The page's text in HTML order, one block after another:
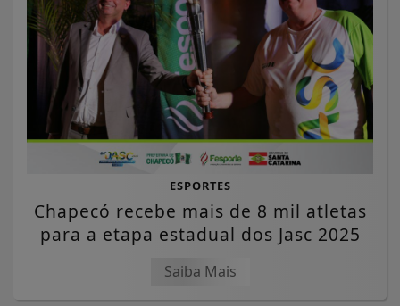
ESPORTES
Chapecó recebe mais de 8 mil atletas
para a etapa estadual dos Jasc 2025
Saiba Mais